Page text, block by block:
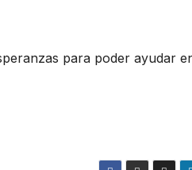
para poder ayudar